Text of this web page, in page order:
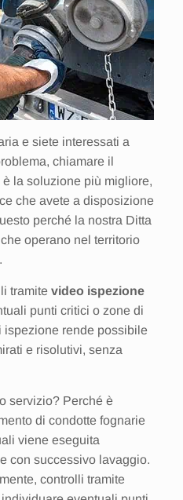
e siete interessati a
chiamare il
è la soluzione più migliore,
che avete a disposizione
perché la nostra Ditta
operano nel territorio
tramite video ispezione
punti critici o zone di
ispezione rende possibile
e risolutivi, senza
servizio? Perché è
di condotte fognarie
viene eseguita
con successivo lavaggio.
controlli tramite